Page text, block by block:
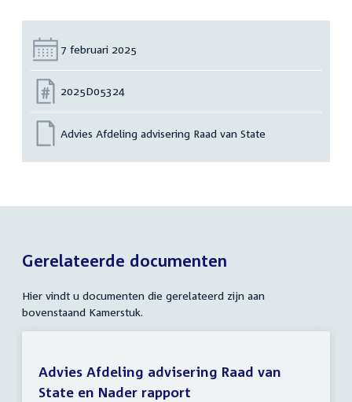
Datum:
7 februari 2025
Nummer:
2025D05324
Advies Afdeling advisering Raad van State
Gerelateerde documenten
Hier vindt u documenten die gerelateerd zijn aan
bovenstaand Kamerstuk.
Advies Afdeling advisering Raad van
State en Nader rapport